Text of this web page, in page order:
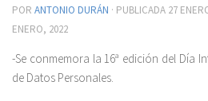
POR ANTONIO DURÁN · PUBLICADA 27
ENERO, 2022
-Se conmemora la 16ª edición del Día
de Datos Personales.